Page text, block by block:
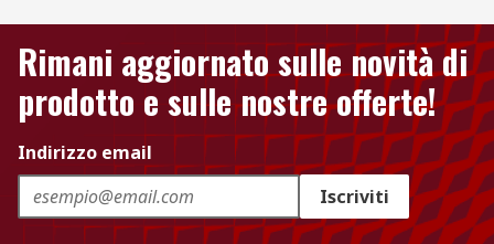
Rimani aggiornato sulle novità di
prodotto e sulle nostre offerte!
Indirizzo email
Iscriviti